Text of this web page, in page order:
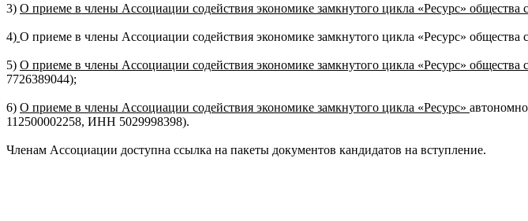
3) О приеме в члены Ассоциации содействия экономике замкнутого цикла «Ресурс» общества
4) О приеме в члены Ассоциации содействия экономике замкнутого цикла «Ресурс» общества
5) О приеме в члены Ассоциации содействия экономике замкнутого цикла «Ресурс» общества
7726389044);
6) О приеме в члены Ассоциации содействия экономике замкнутого цикла «Ресурс»
112500002258, ИНН 5029998398).
Членам Ассоциации доступна ссылка на пакеты документов кандидатов на вступление.